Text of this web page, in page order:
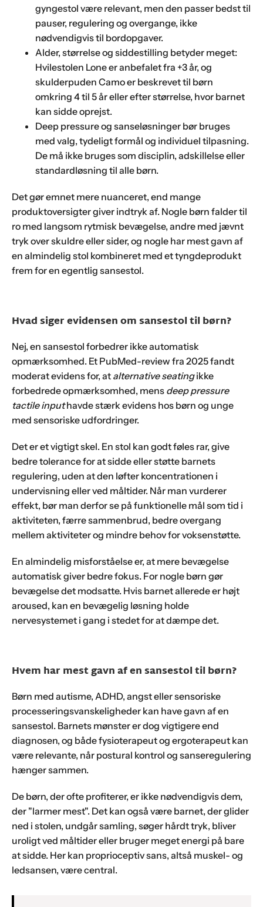
gyngestol være relevant, men den passer bedst til
pauser, regulering og overgange, ikke
nødvendigvis til bordopgaver.
Alder, størrelse og siddestilling betyder meget:
Hvilestolen Lone er anbefalet fra +3 år, og
skulderpuden Camo er beskrevet til børn
omkring 4 til 5 år eller efter størrelse, hvor barnet
kan sidde oprejst.
Deep pressure og sanseløsninger bør bruges
med valg, tydeligt formål og individuel tilpasning.
De må ikke bruges som disciplin, adskillelse eller
standardløsning til alle børn.
Det gør emnet mere nuanceret, end mange
produktoversigter giver indtryk af. Nogle børn falder til
ro med langsom rytmisk bevægelse, andre med jævnt
tryk over skuldre eller sider, og nogle har mest gavn af
en almindelig stol kombineret med et tyngdeprodukt
frem for en egentlig sansestol.
Hvad siger evidensen om sansestol til børn?
Nej, en sansestol forbedrer ikke automatisk
opmærksomhed. Et PubMed-review fra 2025 fandt
moderat evidens for, at alternative seatingikke
forbedrede opmærksomhed, mens deep pressure
tactile inputhavde stærk evidens hos børn og unge
med sensoriske udfordringer.
Det er et vigtigt skel. En stol kan godt føles rar, give
bedre tolerance for at sidde eller støtte barnets
regulering, uden at den løfter koncentrationen i
undervisning eller ved måltider. Når man vurderer
effekt, bør man derfor se på funktionelle mål som tid i
aktiviteten, færre sammenbrud, bedre overgang
mellem aktiviteter og mindre behov for voksenstøtte.
En almindelig misforståelse er, at mere bevægelse
automatisk giver bedre fokus. For nogle børn gør
bevægelse det modsatte. Hvis barnet allerede er højt
aroused, kan en bevægelig løsning holde
nervesystemet i gang i stedet for at dæmpe det.
Hvem har mest gavn af en sansestol til børn?
Børn med autisme, ADHD, angst eller sensoriske
processeringsvanskeligheder kan have gavn af en
sansestol. Barnets mønster er dog vigtigere end
diagnosen, og både fysioterapeut og ergoterapeut kan
være relevante, når postural kontrol og sanseregulering
hænger sammen.
De børn, der ofte profiterer, er ikke nødvendigvis dem,
der "larmer mest". Det kan også være barnet, der glider
ned i stolen, undgår samling, søger hårdt tryk, bliver
uroligt ved måltider eller bruger meget energi på bare
at sidde. Her kan proprioceptiv sans, altså muskel- og
ledsansen, være central.